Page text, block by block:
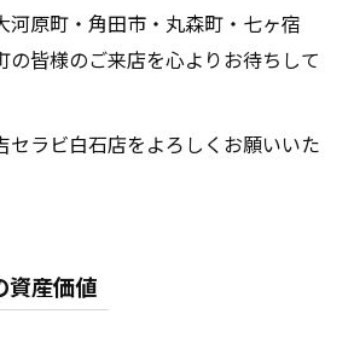
河原町・角田市・丸森町・七ヶ宿
の皆様のご来店を心よりお待ちして
セラビ白石店をよろしくお願いいた
資産価値